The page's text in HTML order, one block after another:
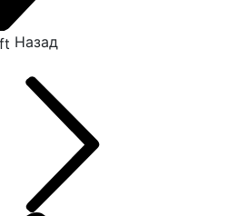
Назад